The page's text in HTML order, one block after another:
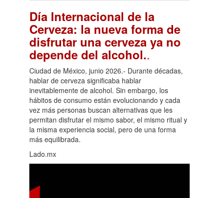
Día Internacional de la
Cerveza: la nueva forma de
disfrutar una cerveza ya no
depende del alcohol..
Ciudad de México, junio 2026.- Durante décadas,
hablar de cerveza significaba hablar
inevitablemente de alcohol. Sin embargo, los
hábitos de consumo están evolucionando y cada
vez más personas buscan alternativas que les
permitan disfrutar el mismo sabor, el mismo ritual y
la misma experiencia social, pero de una forma
más equilibrada.
Lado.mx